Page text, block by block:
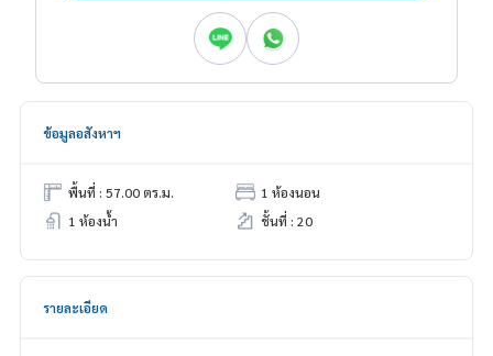
ข้อมูลอสังหาฯ
พื้นที่ : 57.00 ตร.ม.
1 ห้องนอน
1 ห้องน้ำ
ชั้นที่ : 20
รายละเอียด